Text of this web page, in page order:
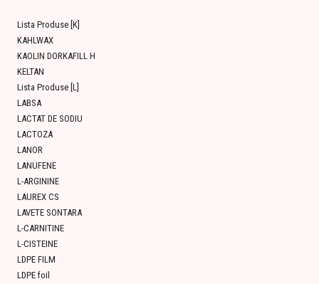
Lista Produse [K]
KAHLWAX
KAOLIN DORKAFILL H
KELTAN
Lista Produse [L]
LABSA
LACTAT DE SODIU
LACTOZA
LANOR
LANUFENE
L-ARGININE
LAUREX CS
LAVETE SONTARA
L-CARNITINE
L-CISTEINE
LDPE FILM
LDPE foil